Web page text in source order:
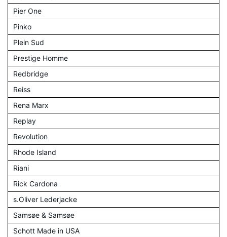
Pier One
Pinko
Plein Sud
Prestige Homme
Redbridge
Reiss
Rena Marx
Replay
Revolution
Rhode Island
Riani
Rick Cardona
s.Oliver Lederjacke
Samsøe & Samsøe
Schott Made in USA